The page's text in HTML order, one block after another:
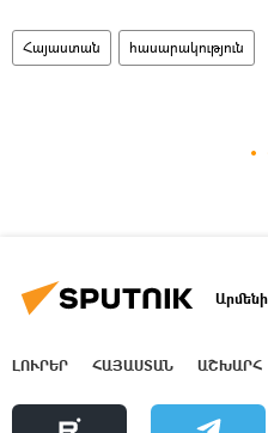
Հայաստան հասարակություն
ԼՈՒՐԵՐ ՀԱՅԱՍՏԱՆ ԱՇԽԱՐՀ